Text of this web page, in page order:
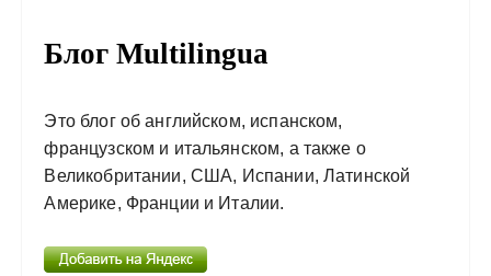
Блог Multilingua
Это блог об английском, испанском,
французском и итальянском, а также о
Великобритании, США, Испании, Латинской
Америке, Франции и Италии.